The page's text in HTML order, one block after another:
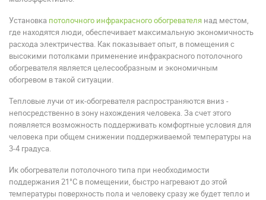
Установка потолочного инфракрасного обогревателя над местом,
где находятся люди, обеспечивает максимальную экономичность
расхода электричества. Как показывает опыт, в помещения с
высокими потолками применение инфракрасного потолочного
обогревателя является целесообразным и экономичным
обогревом в такой ситуации.
Тепловые лучи от ик-обогревателя распространяются вниз -
непосредственно в зону нахождения человека. За счет этого
появляется возможность поддерживать комфортные условия для
человека при общем снижении поддерживаемой температуры на
3-4 градуса.
Ик обогреватели потолочного типа при необходимости
поддержания 21°С в помещении, быстро нагревают до этой
температуры поверхность пола и человеку сразу же будет тепло и